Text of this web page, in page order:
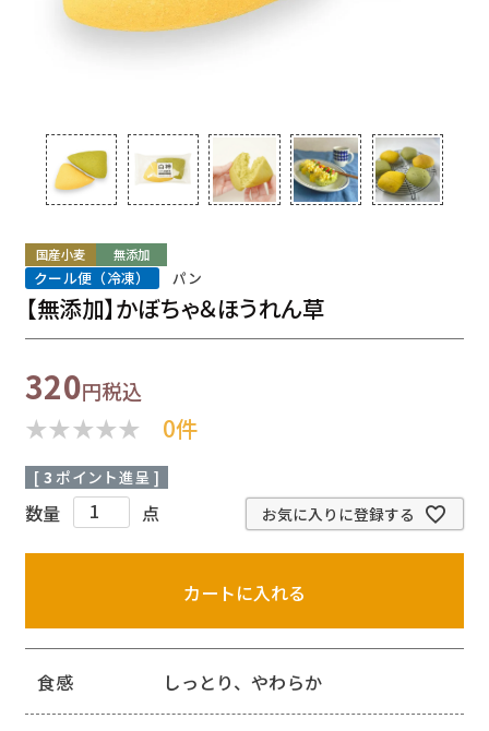
国産小麦 無添加
クール便（冷凍） パン
【無添加】かぼちゃ＆ほうれん草
320 税込
0件
[ 3 ポイント進呈 ]
お気に入りに登録する
カートに入れる
食感 しっとり、やわらか